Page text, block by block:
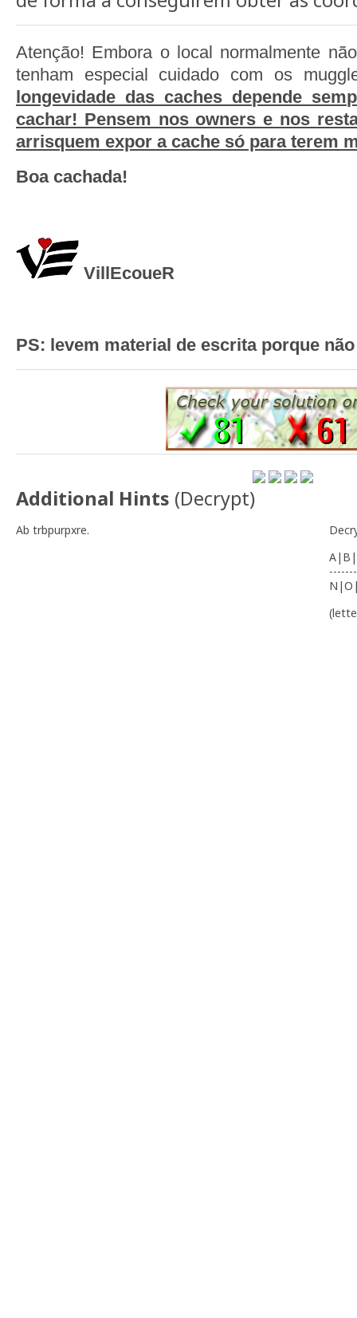
Atenção! Embora o local normalmente
tenham especial cuidado com os
longevidade das caches depende
cachar! Pensem nos owners e nos
arrisquem expor a cache só para terem
Boa cachada!
VillEcoueR
PS: levem material de escrita porque
Additional Hints (Decrypt)
Ab trbpurpxre.